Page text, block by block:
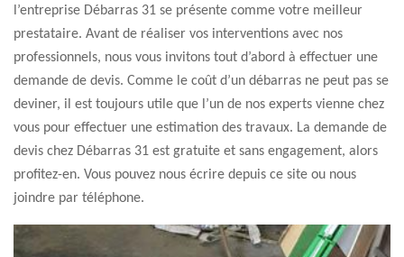
l’entreprise Débarras 31 se présente comme votre meilleur
prestataire. Avant de réaliser vos interventions avec nos
professionnels, nous vous invitons tout d’abord à effectuer une
demande de devis. Comme le coût d’un débarras ne peut pas se
deviner, il est toujours utile que l’un de nos experts vienne chez
vous pour effectuer une estimation des travaux. La demande de
devis chez Débarras 31 est gratuite et sans engagement, alors
profitez-en. Vous pouvez nous écrire depuis ce site ou nous
joindre par téléphone.